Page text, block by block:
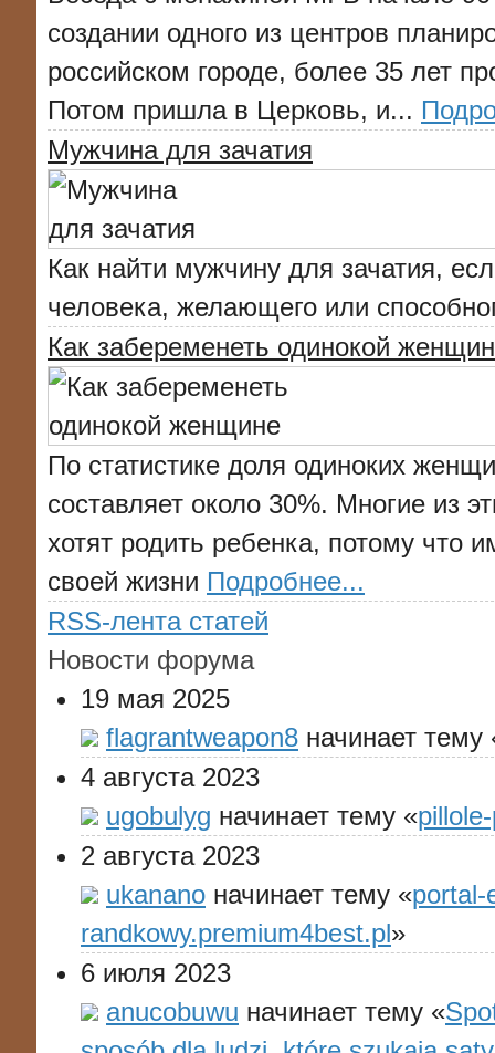
создании одного из центров
российском городе, более 35 лет
Потом пришла в Церковь, и...
Мужчина для зачатия
Как найти мужчину для зачатия,
человека, желающего или
Как забеременеть одинокой
По статистике доля одиноких
составляет около 30%. Многие из
хотят родить ребенка, потому что
своей жизни Подробнее...
RSS-лента статей
Новости форума
19 мая 2025
flagrantweapon8 начинает тему
4 августа 2023
ugobulyg начинает тему «
2 августа 2023
ukanano начинает тему «portal-
randkowy.premium4best.pl»
6 июля 2023
anucobuwu начинает тему «